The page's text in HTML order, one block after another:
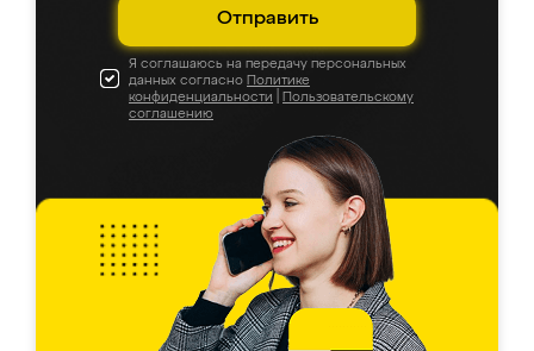
Отправить
Я соглашаюсь на передачу персональных
данных согласно Политике
конфиденциальности
Пользовательскому
соглашению